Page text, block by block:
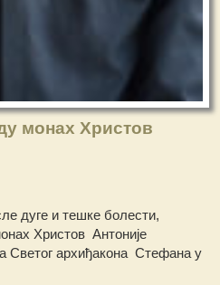
монах Христов
дуге и тешке болести,
Христов Антоније
Светог архиђакона Стефана у